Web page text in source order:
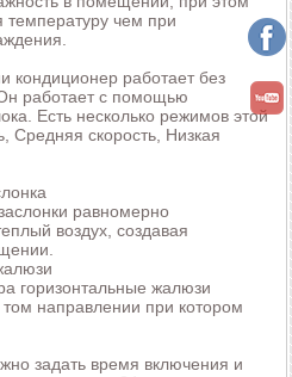
чем при
кондиционер работает без
работает с помощью
Есть несколько режимов этой
Средняя скорость, Низкая
равномерно
воздух, создавая
горизонтальные жалюзи
том направлении при котором
задать время включения и